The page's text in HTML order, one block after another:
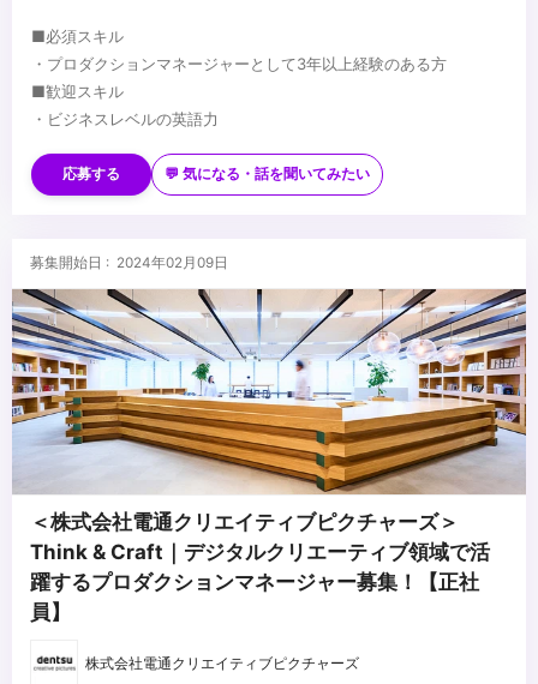
■必須スキル
・プロダクションマネージャーとして3年以上経験のある方
■歓迎スキル
・ビジネスレベルの英語力
応募する 💬 気になる・話を聞いてみたい
募集開始日 : 2024年02月09日
＜株式会社電通クリエイティブピクチャーズ＞
Think & Craft｜デジタルクリエーティブ領域で活
躍するプロダクションマネージャー募集！【正社
員】
株式会社電通クリエイティブピクチャーズ